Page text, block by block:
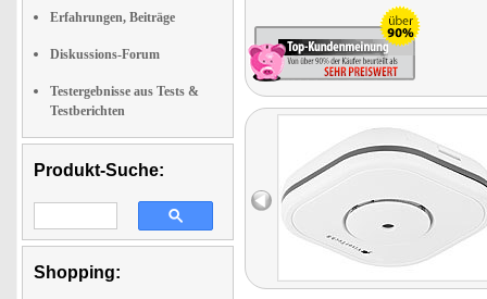
Erfahrungen, Beiträge
Diskussions-Forum
Testergebnisse aus Tests &
Testberichten
Produkt-Suche:
Shopping: